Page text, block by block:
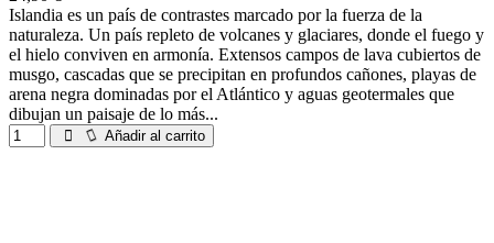
Islandia es un país de contrastes marcado por la fuerza de la
naturaleza. Un país repleto de volcanes y glaciares, donde el fuego y
el hielo conviven en armonía. Extensos campos de lava cubiertos de
musgo, cascadas que se precipitan en profundos cañones, playas de
arena negra dominadas por el Atlántico y aguas geotermales que
dibujan un paisaje de lo más...
Añadir al carrito